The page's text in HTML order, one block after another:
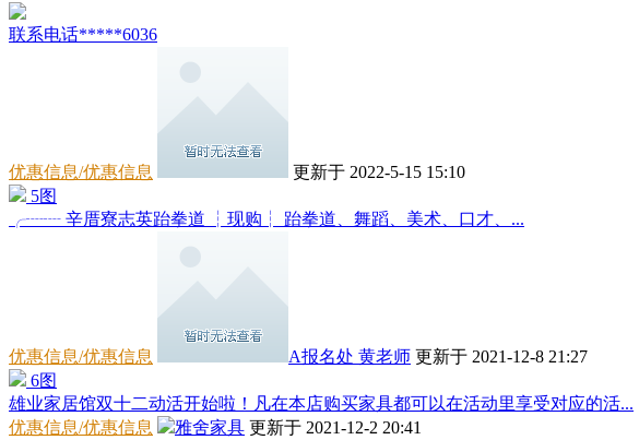
联系电话*****6036
优惠信息/优惠信息
更新于 2022-5-15 15:10
5图
╭┈┈ 辛厝寮志英跆拳道 ┆现购┆ 跆拳道、舞蹈、美术、口才、...
优惠信息/优惠信息 A报名处 黄老师 更新于 2021-12-8 21:27
6图
雄业家居馆双十二动活开始啦！凡在本店购买家具都可以在活动里享受对应的活...
优惠信息/优惠信息
雅舍家具 更新于 2021-12-2 20:41